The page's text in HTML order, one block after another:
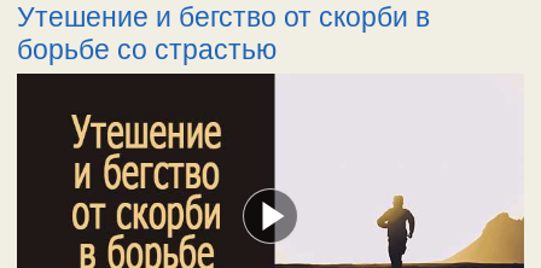
Утешение и бегство от скорби в
борьбе со страстью